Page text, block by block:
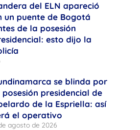
del ELN apareció
un puente de Bogotá
de la posesión
esto dijo la
se blinda por
posesión presidencial de
de la Espriella: así
el operativo
agosto de 2026